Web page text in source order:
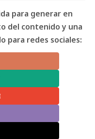
para generar en
del contenido y una
para redes sociales: